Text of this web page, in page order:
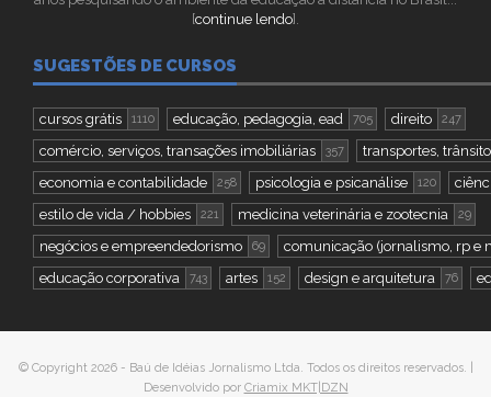
[continue lendo].
SUGESTÕES DE CURSOS
cursos grátis 1110 educação, pedagogia, ead 705 direito 247
comércio, serviços, transações imobiliárias 357
transportes,
economia e contabilidade
258 psicologia e psicanálise 120
estilo de vida / hobbies
221 medicina veterinária e zootecnia 29
negócios e empreendedorismo 69
comunicação (jornalismo, rp e
educação corporativa
743 artes 152 design e arquitetura 76
© Copyright 2026 - Baú de Idéias Jornalismo Ltda. Todos os direitos reservados. |
Desenvolvido por Criamix MKT|DZN